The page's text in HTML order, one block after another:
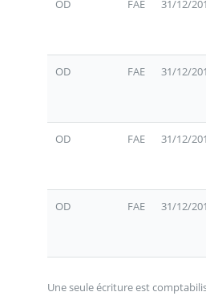
OD FAE 31/12/
OD FAE 31/12/
OD FAE 31/12/
OD FAE 31/12/
Une seule écriture est